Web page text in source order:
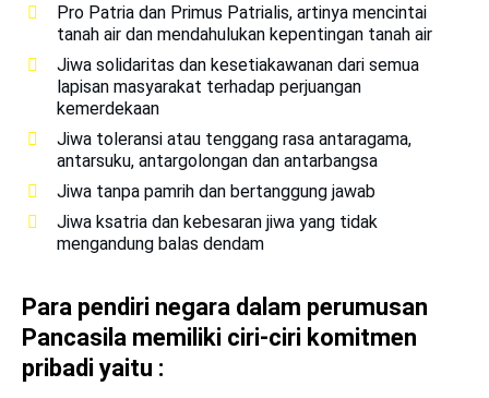
Pro Patria dan Primus Patrialis, artinya mencintai
tanah air dan mendahulukan kepentingan tanah air
Jiwa solidaritas dan kesetiakawanan dari semua
lapisan masyarakat terhadap perjuangan
kemerdekaan
Jiwa toleransi atau tenggang rasa antaragama,
antarsuku, antargolongan dan antarbangsa
Jiwa tanpa pamrih dan bertanggung jawab
Jiwa ksatria dan kebesaran jiwa yang tidak
mengandung balas dendam
Para pendiri negara dalam perumusan
Pancasila memiliki ciri-ciri komitmen
pribadi yaitu :